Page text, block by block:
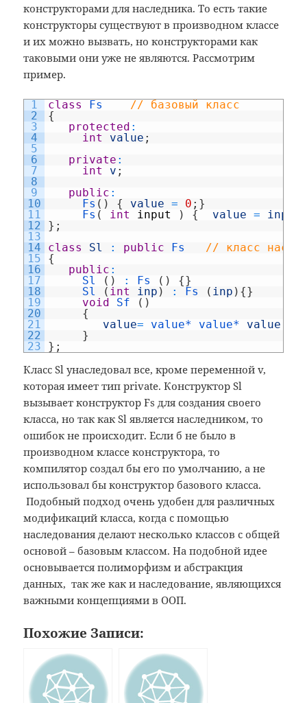
конструкторами для наследника. То есть такие
конструкторы существуют в производном классе
и их можно вызвать, но конструкторами как
таковыми они уже не являются. Рассмотрим
пример.
1
2
3
4
5
6
7
8
9
10
11
12
13
14
15
16
17
18
19
20
21
22
23
class Fs
// базовый класс
{
protected :
int
value ;
private :
int
v ;
public :
Fs ( ) { value = 0 ; }
Fs ( int input ) { value = input
} ;
class
Sl : public Fs
// класс
{
public :
Sl
( ) : Fs ( ) {}
Sl
( int inp ) : Fs ( inp ) {}
void
Sf ( )
{
value= value* value* value
}
} ;
Класс Sl унаследовал все, кроме переменной v,
которая имеет тип private. Конструктор Sl
вызывает конструктор Fs для создания своего
класса, но так как Sl является наследником, то
ошибок не происходит. Если б не было в
производном классе конструктора, то
компилятор создал бы его по умолчанию, а не
использовал бы конструктор базового класса.
Подобный подход очень удобен для различных
модификаций класса, когда с помощью
наследования делают несколько классов с общей
основой – базовым классом. На подобной идее
основывается полиморфизм и абстракция
данных, так же как и наследование, являющихся
важными концепциями в ООП.
Похожие Записи: